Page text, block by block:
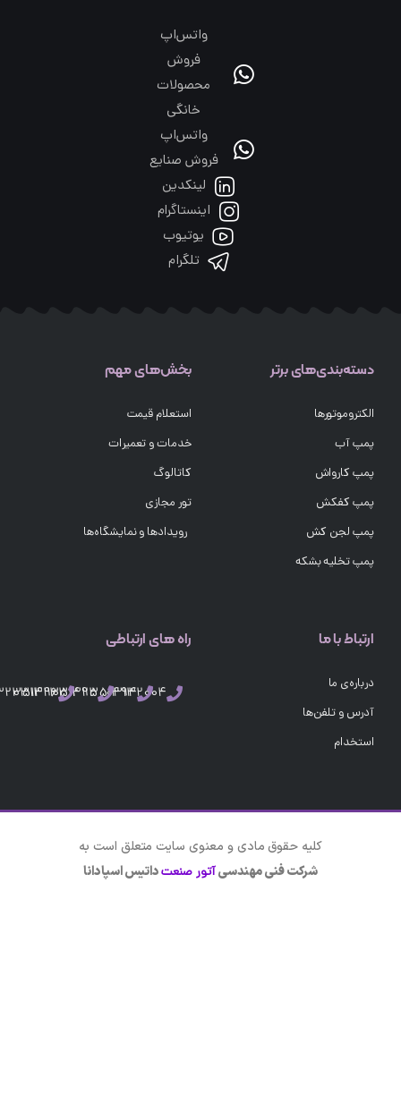
واتس‌اپ
فروش
محصولات
خانگی
واتس‌اپ
فروش صنایع
لینکدین
اینستاگرام
یوتیوب
تلگرام
دسته‌بندی‌های برتر
الکتروموتورها
پمپ آب
پمپ کارواش
پمپ کفکش
پمپ لجن کش
پمپ تخلیه بشکه
بخش‌های مهم
استعلام قیمت
خدمات و تعمیرات
کاتالوگ
تور مجازی
رویدادها و نمایشگاه‌ها
ارتباط با ما
درباره‌ی ما
آدرس و تلفن‌ها
استخدام
راه های ارتباطی
03132004
03132351494
03132351495
03132351496
کلیه حقوق مادی و معنوی سایت متعلق است به
شرکت فنی مهندسیآتور صنعتداتیس اسپادانا